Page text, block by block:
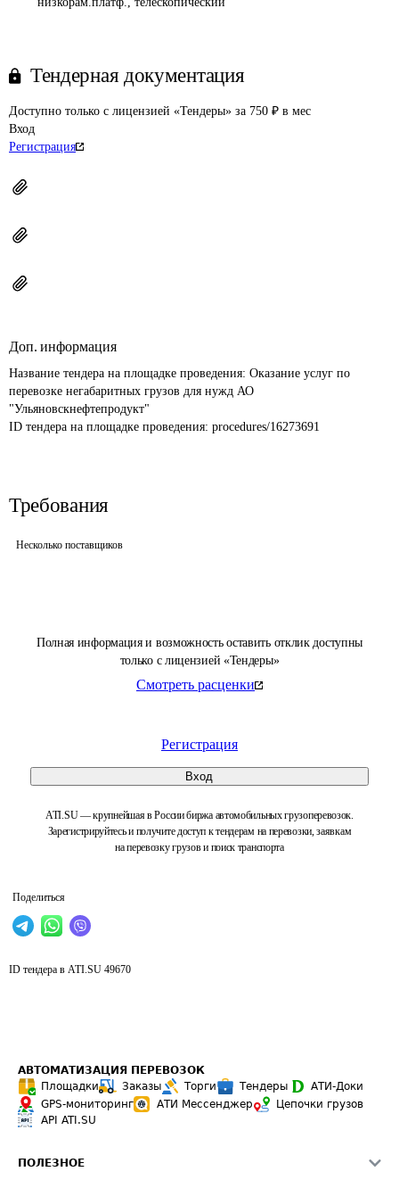
Полная информация и возможность оставить отклик доступны
только с лицензией «Тендеры»
Смотреть расценки
Регистрация
Вход
ATI.SU — крупнейшая в России биржа автомобильных грузоперевозок.
Зарегистрируйтесь и получите доступ к тендерам на перевозки, заявкам
на перевозку грузов и поиск транспорта
Поделиться
Тендерная документация
Доступно только с лицензией «Тендеры» за 750 ₽ в мес
Вход
Регистрация
Доп. информация
Название тендера на площадке проведения: Оказание услуг по
перевозке негабаритных грузов для нужд АО
"Ульяновскнефтепродукт"
ID тендера на площадке проведения: procedures/16273691
Требования
Несколько поставщиков
ID тендера в ATI.SU 49670
АВТОМАТИЗАЦИЯ ПЕРЕВОЗОК
Площадки
Заказы Торги Тендеры
АТИ-Доки
GPS-мониторинг
АТИ Мессенджер
Цепочки грузов
API ATI.SU
ПОЛЕЗНОЕ